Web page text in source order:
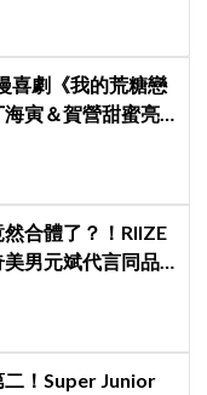
喜劇《我的荒糖戀
寅＆賀營甜蜜亮
然合體了？！RIIZE
男元斌代言同品
！Super Junior